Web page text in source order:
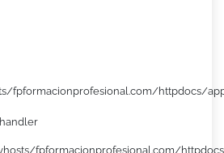
fpformacionprofesional.com/httpdocs/
fpformacionprofesional.com/